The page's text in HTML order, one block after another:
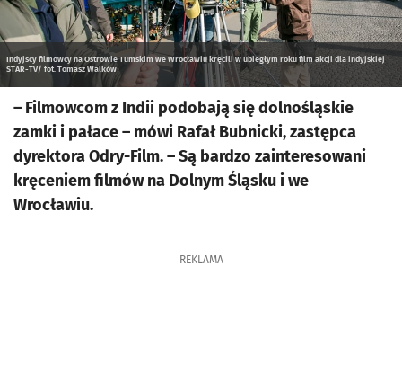
Indyjscy filmowcy na Ostrowie Tumskim we Wrocławiu kręcili w ubiegłym roku film akcji dla indyjskiej
STAR-TV/ fot. Tomasz Walków
– Filmowcom z Indii podobają się dolnośląskie
zamki i pałace – mówi Rafał Bubnicki, zastępca
dyrektora Odry-Film. – Są bardzo zainteresowani
kręceniem filmów na Dolnym Śląsku i we
Wrocławiu.
REKLAMA